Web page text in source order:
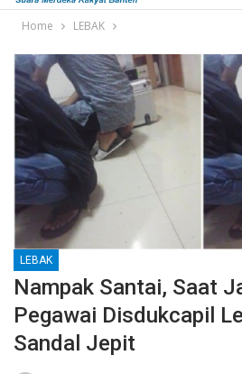
Home LEBAK
LEBAK
Nampak Santai, Saat
Pegawai Disdukcapil
Sandal Jepit